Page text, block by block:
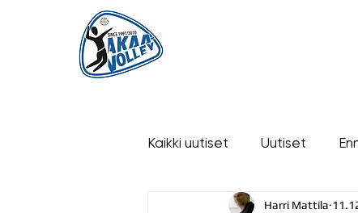
Kaikki uutiset Uutiset
Harri Mattila